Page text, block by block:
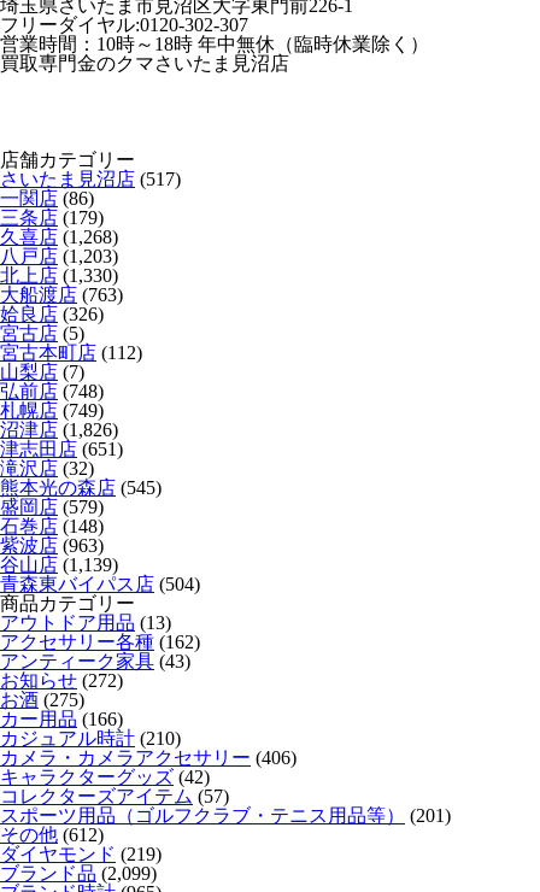
埼玉県さいたま市見沼区大字東門前226-1
フリーダイヤル:0120-302-307
営業時間：10時～18時 年中無休（臨時休業除く）
買取専門金のクマさいたま見沼店
店舗カテゴリー
さいたま見沼店 (517)
一関店 (86)
三条店 (179)
久喜店 (1,268)
八戸店 (1,203)
北上店 (1,330)
大船渡店 (763)
姶良店 (326)
宮古店 (5)
宮古本町店 (112)
山梨店 (7)
弘前店 (748)
札幌店 (749)
沼津店 (1,826)
津志田店 (651)
滝沢店 (32)
熊本光の森店 (545)
盛岡店 (579)
石巻店 (148)
紫波店 (963)
谷山店 (1,139)
青森東バイパス店 (504)
商品カテゴリー
アウトドア用品 (13)
アクセサリー各種 (162)
アンティーク家具 (43)
お知らせ (272)
お酒 (275)
カー用品 (166)
カジュアル時計 (210)
カメラ・カメラアクセサリー (406)
キャラクターグッズ (42)
コレクターズアイテム (57)
スポーツ用品（ゴルフクラブ・テニス用品等）
(201)
その他 (612)
ダイヤモンド (219)
ブランド品 (2,099)